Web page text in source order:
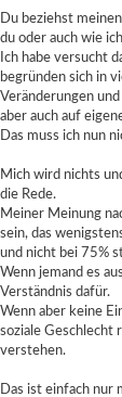
Du beziehst
du oder auch wie
Ich habe versucht
begründen sich in
Veränderungen
aber auch auf
Das muss ich nun
Mich wird nichts
die Rede.
Meiner Meinung
sein, das
und nicht bei 75%
Wenn jemand es
Verständnis dafür.
Wenn aber keine
soziale Geschlecht
verstehen.
Das ist einfach nur